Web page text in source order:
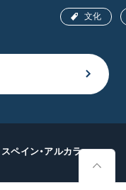
文化
スペイン・アルカラ大学の修士課程 「価値創造の教育」第1期が修了